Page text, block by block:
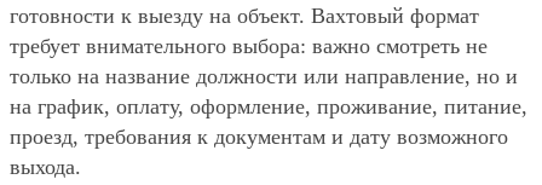
готовности к выезду на объект. Вахтовый формат
требует внимательного выбора: важно смотреть не
только на название должности или направление, но и
на график, оплату, оформление, проживание, питание,
проезд, требования к документам и дату возможного
выхода.